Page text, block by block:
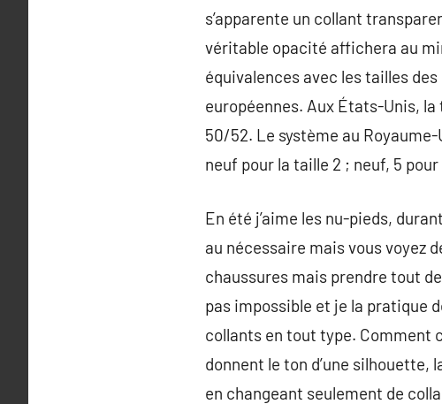
s’apparente un collant
véritable opacité affichera au
équivalences avec les tailles
européennes. Aux États-Unis,
50/52. Le système au
neuf pour la taille 2 ; neuf, 5
En été j’aime les nu-pieds,
au nécessaire mais vous voyez
chaussures mais prendre tout
pas impossible et je la pratique
collants en tout type. Comment
donnent le ton d’une
en changeant seulement de